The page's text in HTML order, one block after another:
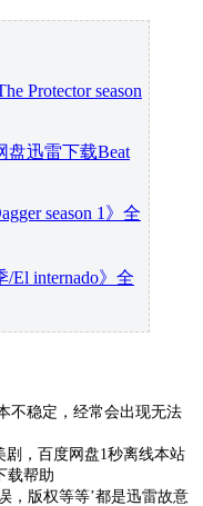
Protector season
盘迅雷下载Beat
season 1》全
El internado》全
不稳定，经常会出现无法
，百度网盘1秒离线本站
载帮助
，版权等等’都是迅雷故意